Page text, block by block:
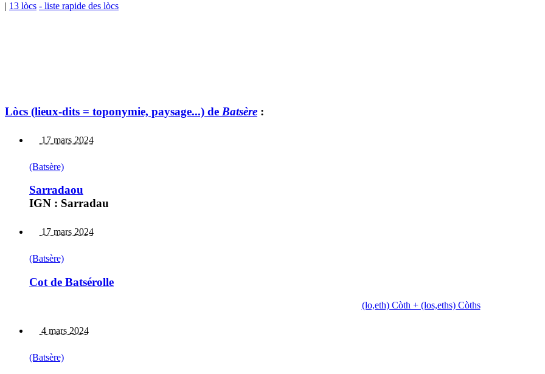
| 13 lòcs - liste rapide des lòcs
Lòcs (lieux-dits = toponymie, paysage...) de Batsère :
17 mars 2024
(Batsère)
Sarradaou
IGN : Sarradau
17 mars 2024
(Batsère)
Cot de Batsérolle
(lo,eth) Còth + (los,eths) Còths
4 mars 2024
(Batsère)